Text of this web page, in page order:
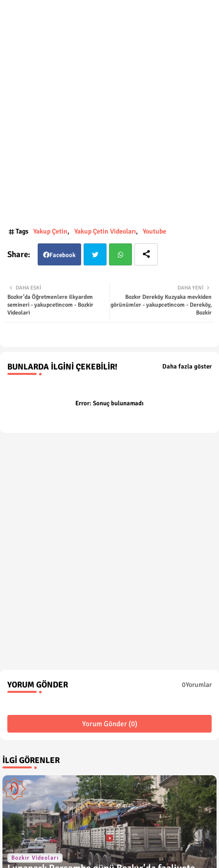
Tags Yakup Çetin Yakup Çetin Videoları Youtube
Facebook
ter tsap
DAHA YENI
Bozkır Dereköy Kuzyaka mevkiden
görünümler - yakupcetincom - Dereköy,
Bozkir
DAHA ESKI
Bozkır’da Öğretmenlere ilkyardım
semineri - yakupcetincom - Bozkir
Videolari
BUNLARDA İLGINI ÇEKEBILIR! Daha fazla göster
Error: Sonuç bulunamadı
YORUM GÖNDER 0Yorumlar
Yorum Gönder (0)
İLGI GÖRENLER
Bozkır Videoları